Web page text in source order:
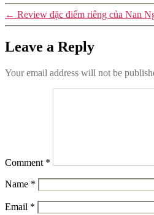
← Review đặc điểm riêng của Nan
Leave a Reply
Your email address will not be
Comment *
Name *
Email *